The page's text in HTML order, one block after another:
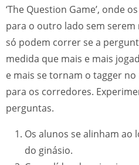
‘The Question Game’, onde
para o outro lado sem serem
só podem correr se a
medida que mais e mais
e mais se tornam o tagger
para os corredores.
perguntas.
Os alunos se alinham
do ginásio.